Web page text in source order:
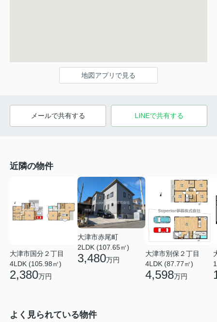
地図アプリで見る
メールで共有する LINEで共有する
近隣の物件
大津市国分２丁目
4LDK (105.98㎡)
2,380万円
大津市赤尾町
2LDK (107.65㎡)
3,480万円
大津市別保２丁目
4LDK (87.77㎡)
4,598万円
よく見られている物件